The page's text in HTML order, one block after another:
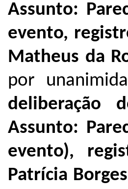
Assunto:
evento,
Matheus da
por
deliberação
Assunto:
evento),
Patrícia